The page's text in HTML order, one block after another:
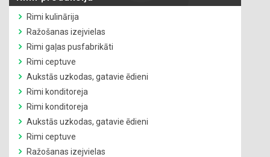
Rimi kulinārija
Ražošanas izejvielas
Rimi gaļas pusfabrikāti
Rimi ceptuve
Aukstās uzkodas, gatavie ēdieni
Rimi konditoreja
Rimi konditoreja
Aukstās uzkodas, gatavie ēdieni
Rimi ceptuve
Ražošanas izejvielas